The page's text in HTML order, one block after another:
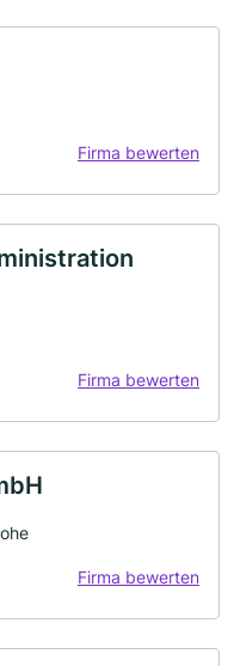
Firma bewerten
Firma bewerten
Firma bewerten